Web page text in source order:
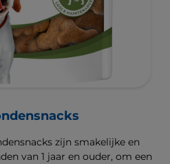
zijn smakelijke en
van 1 jaar en ouder, om een